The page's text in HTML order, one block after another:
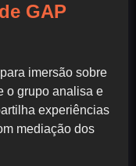
GAP
imersão sobre
o grupo analisa e
experiências
mediação dos